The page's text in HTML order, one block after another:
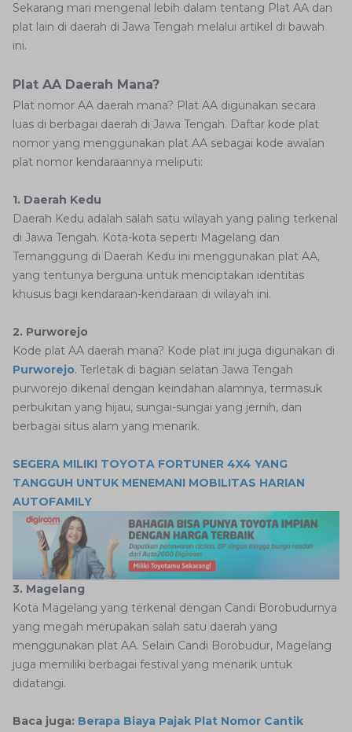
Sekarang mari mengenal lebih dalam tentang Plat AA dan
plat lain di daerah di Jawa Tengah melalui artikel di bawah
ini.
Plat AA Daerah Mana?
Plat nomor AA daerah mana? Plat AA digunakan secara
luas di berbagai daerah di Jawa Tengah. Daftar kode plat
nomor yang menggunakan plat AA sebagai kode awalan
plat nomor kendaraannya meliputi:
1. Daerah Kedu
Daerah Kedu adalah salah satu wilayah yang paling terkenal
di Jawa Tengah. Kota-kota seperti Magelang dan
Temanggung di Daerah Kedu ini menggunakan plat AA,
yang tentunya berguna untuk menciptakan identitas
khusus bagi kendaraan-kendaraan di wilayah ini.
2. Purworejo
Kode plat AA daerah mana? Kode plat ini juga digunakan di
Purworejo. Terletak di bagian selatan Jawa Tengah
purworejo dikenal dengan keindahan alamnya, termasuk
perbukitan yang hijau, sungai-sungai yang jernih, dan
berbagai situs alam yang menarik.
SEGERA MILIKI TOYOTA FORTUNER 4X4 YANG
TANGGUH UNTUK MENEMANI MOBILITAS HARIAN
AUTOFAMILY
3. Magelang
Kota Magelang yang terkenal dengan Candi Borobudurnya
yang megah merupakan salah satu daerah yang
menggunakan plat AA. Selain Candi Borobudur, Magelang
juga memiliki berbagai festival yang menarik untuk
didatangi.
Baca juga: Berapa Biaya Pajak Plat Nomor Cantik